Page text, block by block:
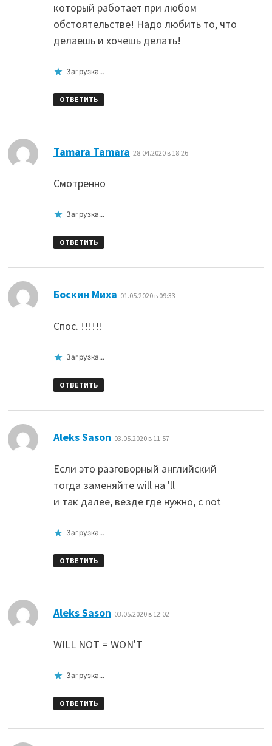
который работает при любом
обстоятельстве! Надо любить то, что
делаешь и хочешь делать!
Загрузка...
ОТВЕТИТЬ
Tamara Tamara 28.04.2020 в 18:26
Смотренно
Загрузка...
ОТВЕТИТЬ
Боскин Миха 01.05.2020 в 09:33
Спос. !!!!!!
Загрузка...
ОТВЕТИТЬ
Aleks Sason 03.05.2020 в 11:57
Если это разговорный английский
тогда заменяйте will на 'll
и так далее, везде где нужно, с not
Загрузка...
ОТВЕТИТЬ
Aleks Sason 03.05.2020 в 12:02
WILL NOT = WON'T
Загрузка...
ОТВЕТИТЬ